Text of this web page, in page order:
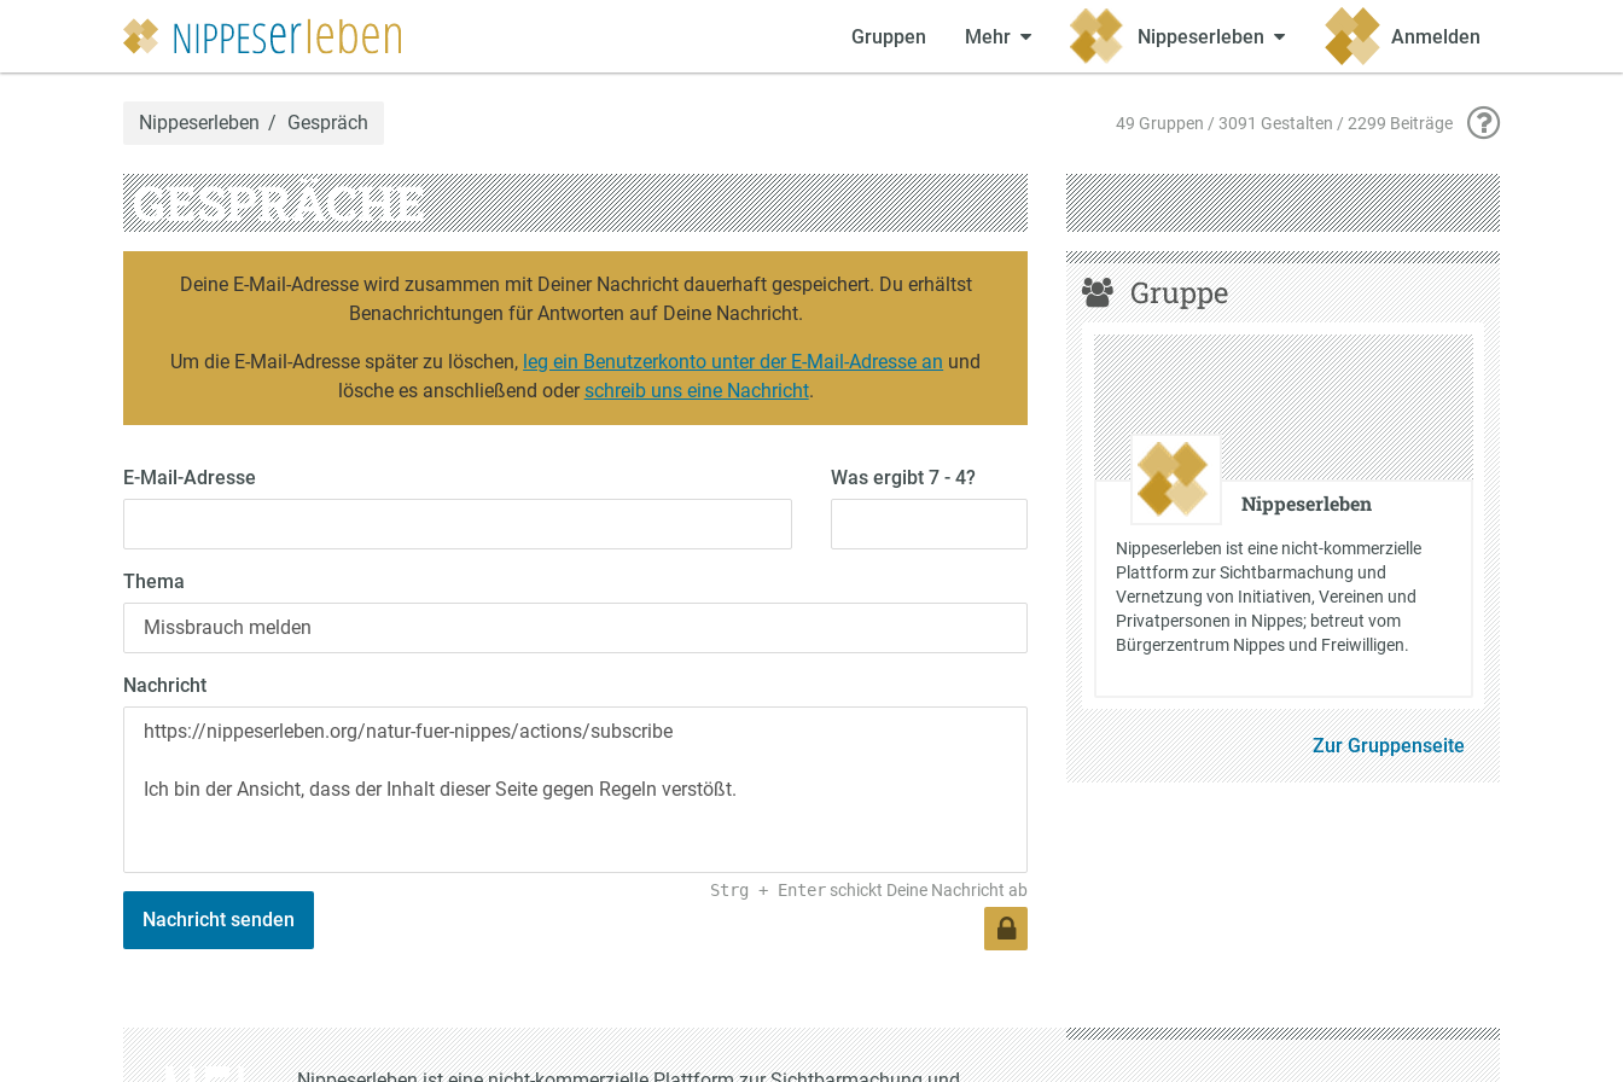
Gruppen Mehr Nippeserleben Anmelden
Nippeserleben Gespräch 49 Gruppen / 3091 Gestalten / 2299 Beiträge
GESPRÄCHE
Deine E-Mail-Adresse wird zusammen mit Deiner Nachricht dauerhaft gespeichert. Du erhältst
Benachrichtungen für Antworten auf Deine Nachricht.
Um die E-Mail-Adresse später zu löschen, leg ein Benutzerkonto unter der E-Mail-Adresse an und
lösche es anschließend oderschreib uns eine Nachricht.
E-Mail-Adresse Was ergibt 7 - 4?
Thema
Nachricht
Strg + Enter schickt Deine Nachricht ab
Nachricht senden
Gruppe
Nippeserleben
Nippeserleben ist eine nicht-kommerzielle
Plattform zur Sichtbarmachung und
Vernetzung von Initiativen, Vereinen und
Privatpersonen in Nippes; betreut vom
Bürgerzentrum Nippes und Freiwilligen.
Zur Gruppenseite